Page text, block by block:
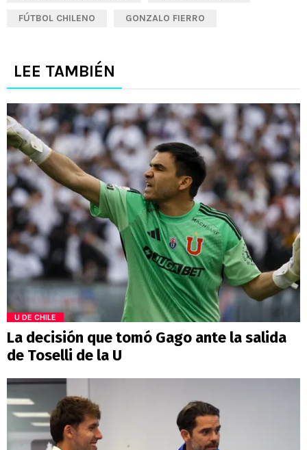
FÚTBOL CHILENO GONZALO FIERRO
LEE TAMBIÉN
U DE CHILE
La decisión que tomó Gago ante la salida
de Toselli de la U